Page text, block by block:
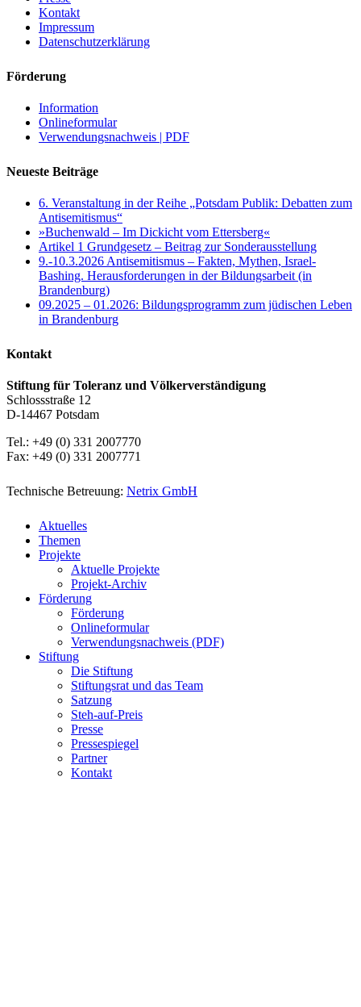
Kontakt
Impressum
Datenschutzerklärung
Förderung
Information
Onlineformular
Verwendungsnachweis | PDF
Neueste Beiträge
6. Veranstaltung in der Reihe „Potsdam Publik: Debatten zum
Antisemitismus“
»Buchenwald – Im Dickicht vom Ettersberg«
Artikel 1 Grundgesetz – Beitrag zur Sonderausstellung
9.-10.3.2026 Antisemitismus – Fakten, Mythen, Israel-
Bashing. Herausforderungen in der Bildungsarbeit (in
Brandenburg)
09.2025 – 01.2026: Bildungsprogramm zum jüdischen Leben
in Brandenburg
Kontakt
Stiftung für Toleranz und Völkerverständigung
Schlossstraße 12
D-14467 Potsdam
Tel.: +49 (0) 331 2007770
Fax: +49 (0) 331 2007771
Technische Betreuung: Netrix GmbH
Close
Menu
Aktuelles
Themen
Projekte
Aktuelle Projekte
Projekt-Archiv
Förderung
Förderung
Onlineformular
Verwendungsnachweis (PDF)
Stiftung
Die Stiftung
Stiftungsrat und das Team
Satzung
Steh-auf-Preis
Presse
Pressespiegel
Partner
Kontakt